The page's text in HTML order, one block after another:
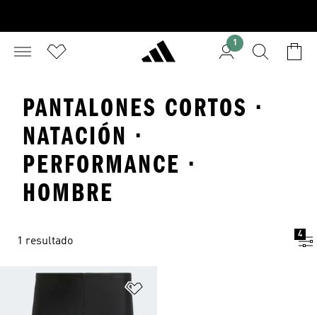
1
PANTALONES CORTOS ·
NATACIÓN ·
PERFORMANCE ·
HOMBRE
1 resultado
4